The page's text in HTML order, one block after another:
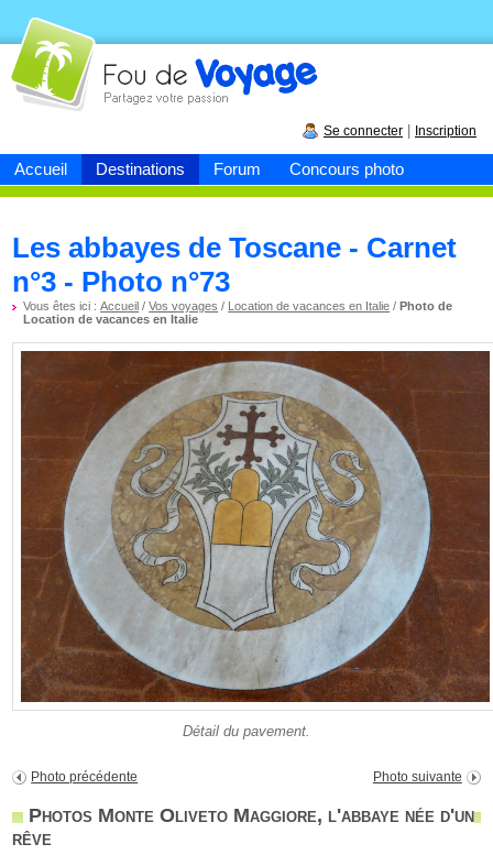
Accueil Destinations Forum Concours photo
Fou devoyage
Se connecter Inscription
Les abbayes de Toscane - Carnet
n°3 - Photo n°73
Vous êtes ici :Accueil /Vos voyages / Location de vacances en Italie /Photo de
Location de vacances en Italie
Détail du pavement.
Photo précédente Photo suivante
Photos Monte Oliveto Maggiore, l'abbaye née d'un
rêve